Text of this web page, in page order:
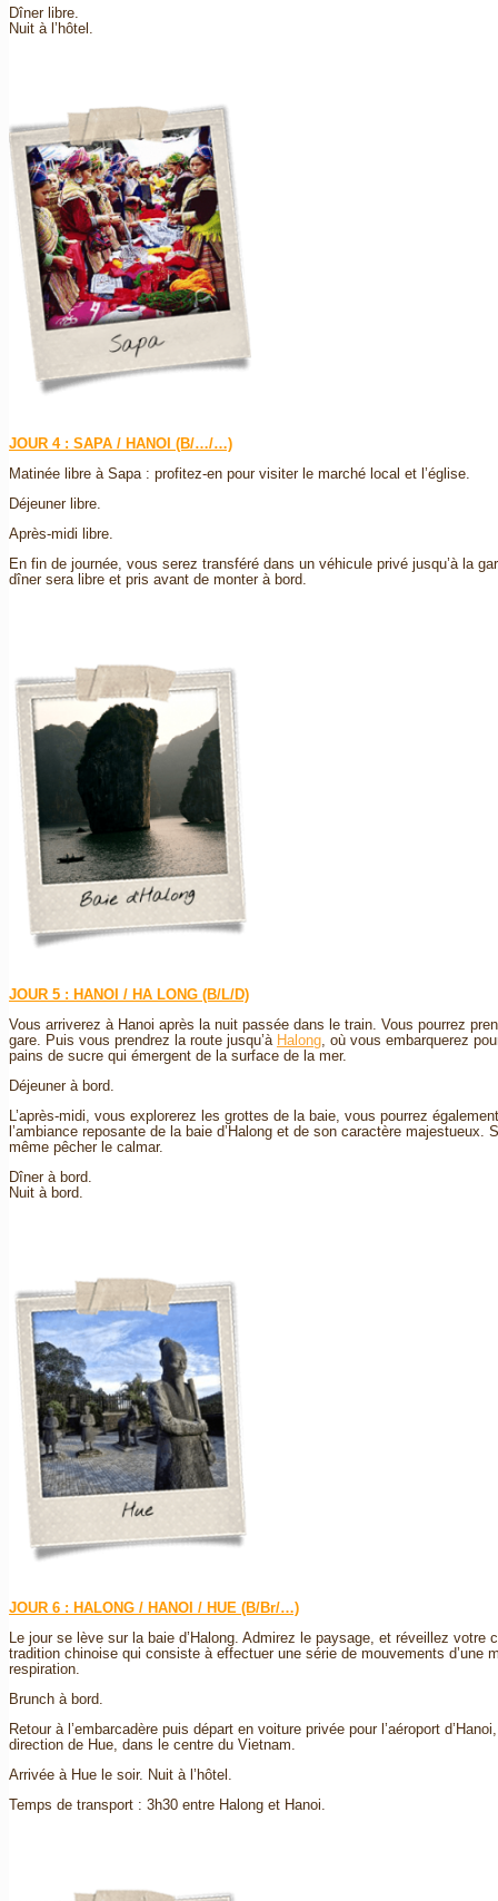
Dîner libre.
Nuit à l’hôtel.
JOUR 4 : SAPA / HANOI (B/…/…)
Matinée libre à Sapa : profitez-en pour visiter le marché local et l’église.
Déjeuner libre.
Après-midi libre.
En fin de journée, vous serez transféré dans un véhicule privé jusqu’à la
dîner sera libre et pris avant de monter à bord.
JOUR 5 : HANOI / HA LONG (B/L/D)
Vous arriverez à Hanoi après la nuit passée dans le train. Vous pourrez
gare. Puis vous prendrez la route jusqu’à Halong , où vous embarquerez
pains de sucre qui émergent de la surface de la mer.
Déjeuner à bord.
L’après-midi, vous explorerez les grottes de la baie, vous pourrez
l’ambiance reposante de la baie d’Halong et de son caractère
même pêcher le calmar.
Dîner à bord.
Nuit à bord.
JOUR 6 : HALONG / HANOI / HUE (B/Br/…)
Le jour se lève sur la baie d’Halong. Admirez le paysage, et réveillez
tradition chinoise qui consiste à effectuer une série de mouvements d’une
respiration.
Brunch à bord.
Retour à l’embarcadère puis départ en voiture privée pour l’aéroport
direction de Hue, dans le centre du Vietnam.
Arrivée à Hue le soir. Nuit à l’hôtel.
Temps de transport : 3h30 entre Halong et Hanoi.